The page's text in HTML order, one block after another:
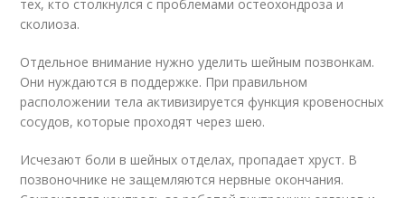
тех, кто столкнулся с проблемами остеохондроза и
сколиоза.
Отдельное внимание нужно уделить шейным позвонкам.
Они нуждаются в поддержке. При правильном
расположении тела активизируется функция кровеносных
сосудов, которые проходят через шею.
Исчезают боли в шейных отделах, пропадает хруст. В
позвоночнике не защемляются нервные окончания.